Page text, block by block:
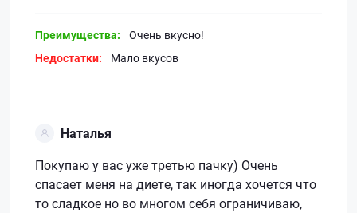
Преимущества:
Очень вкусно!
Недостатки:
Мало вкусов
Наталья
Покупаю у вас уже третью пачку) Очень
спасает меня на диете, так иногда хочется что
то сладкое но во многом себя ограничиваю,